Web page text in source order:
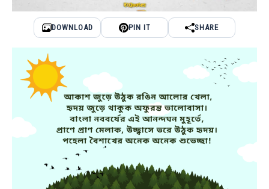
DOWNLOAD PIN IT SHARE